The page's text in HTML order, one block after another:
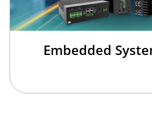
Embedded